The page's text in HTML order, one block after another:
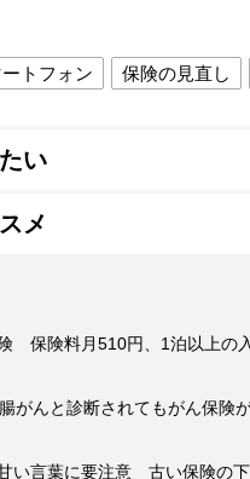
ートフォン 保険の見直し
い
メ
保険料月510円、1泊以上の
がんと診断されてもがん保険
い言葉に要注意 古い保険の